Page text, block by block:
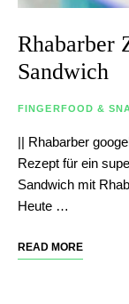
Rhabarber
Sandwich
FINGERFOOD &
|| Rhabarber
Rezept für ein
Sandwich mit
Heute …
READ MORE